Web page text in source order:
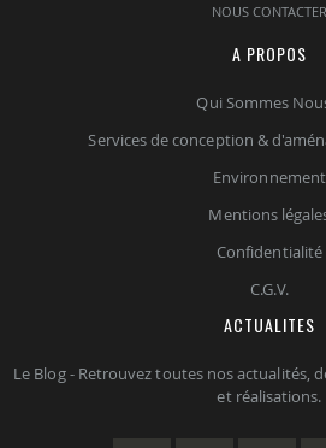
NOUS CONTACTER
A PROPOS
Qui Sommes
Services de conception &
Environnement
Mentions
Confidentialité
C.G.V.
ACTUALITES
Le Blog - Retrouvez toutes nos actualités,
et réalisations.